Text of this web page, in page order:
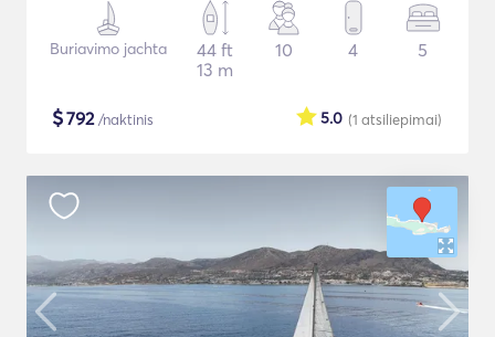
Buriavimo jachta
44 ft
13 m
10 4 5
$792/naktinis (1 atsiliepimai)
5.0